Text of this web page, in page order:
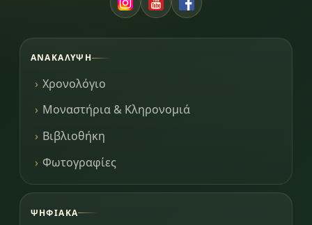
ΑΝΑΚΆΛΥΨΗ
Χρονολόγιο
Μοναστήρια & Κληρονομιά
Βιβλιοθήκη
Φωτογραφίες
ΨΗΦΙΑΚΆ